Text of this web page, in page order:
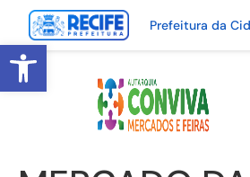
Abrir a barra de ferramentas
Prefeitura da